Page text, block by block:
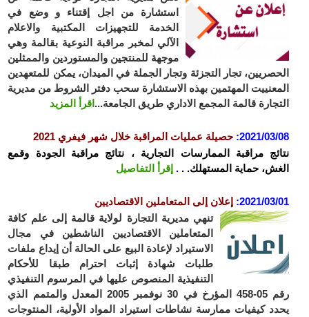
استشارة من اجل إقتناء و وضع في
الخدمة للتجهيزات المكتبية والاعلام
الآلي لمخبر مراقبة النوعية بقالمة وهي
موجهة للمنتجين والمستوردين والممثلين
تجار التجزئة وتجار الجملة في الميدان، يمكن للمتعهدين
المهتمين بهذه الاستشارة سحب دفتر الشروط من مديرية
قالمة المجمع الاداري طريق الجامعة...اقرأ المزيد
2021/
:حصيلة عمليات المراقبة خلال شهر فيفري 2021
مراقبة الممارسات التجارية ، نتائج مراقبة الجودة وقمع
حماية المستهلك. ..إقرأ التفاصيل
2021/
: إعلان إلى المتعاملين الاقتصاديين
تنهي مديرية التجارة لولاية قالمة إلى علم كافة
المتعاملين الاقتصاديين الناشطين في مجال
الاستيراد لإعادة البيع على الحالة أن إيداع ملفات
طلبات شهادة إثبات احترام طبقا للأحكام
التنفيذية المنصوص عليها في المرسوم التنفيذي
رقم 05-458 المؤرخ في 30 نوفمبر 2005 المعدل والمتمم الذي
كيفيات ممارسة نشاطات استيراد المواد الأولية، المنتوجات